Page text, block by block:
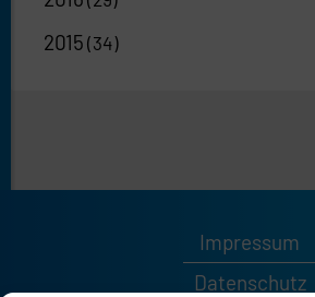
2015 (34)
Impressum
Datenschutz